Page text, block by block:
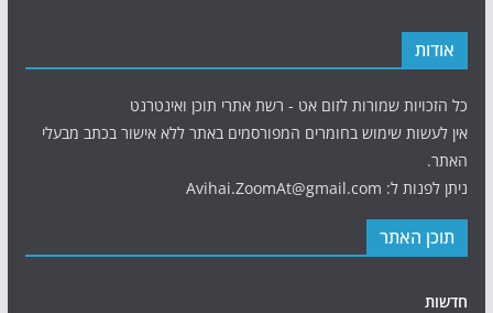
אודות
כל הזכויות שמורות לזום אט - רשת אתרי תוכן ואינטרנט
אין לעשות שימוש בחומרים המפורסמים באתר ללא אישור בכתב מבעלי
האתר.
ניתן לפנות ל: Avihai.ZoomAt@gmail.com
תוכן האתר
חדשות